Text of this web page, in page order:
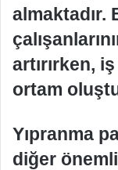
almaktadır.
artırırken,
ortam
Yıpranma
diğer